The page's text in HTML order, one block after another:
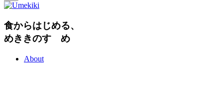
食からはじめる、
めききのすゝめ
About